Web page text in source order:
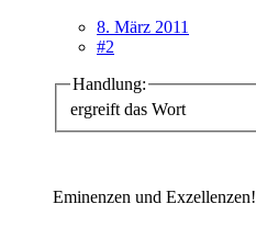
8. März 2011
#2
Handlung:
ergreift das Wort
Eminenzen und Exzellenzen!